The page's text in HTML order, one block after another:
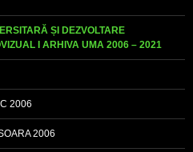
ȘI DEZVOLTARE
I ARHIVA UMA 2006 – 2021
2006
2006